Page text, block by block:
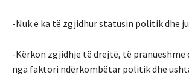
-Nuk e ka të zgjidhur statusin politik dhe
-Kërkon zgjidhje të drejtë, të pranueshme
nga faktori ndërkombëtar politik dhe